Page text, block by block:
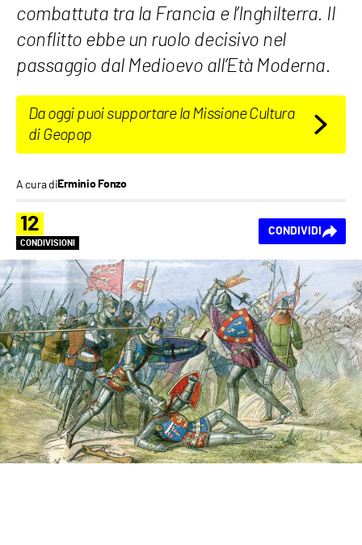
combattuta tra la Francia e l’Inghilterra. Il
conflitto ebbe un ruolo decisivo nel
passaggio dal Medioevo all’Età Moderna.
Da oggi puoi supportare la Missione Cultura
di Geopop
A cura diErminio Fonzo
12
CONDIVISIONI
CONDIVIDI